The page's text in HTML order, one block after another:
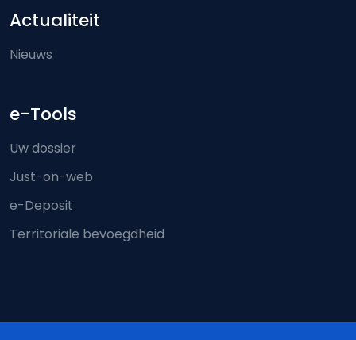
Actualiteit
Nieuws
e-Tools
Uw dossier
Just-on-web
e-Deposit
Territoriale bevoegdheid